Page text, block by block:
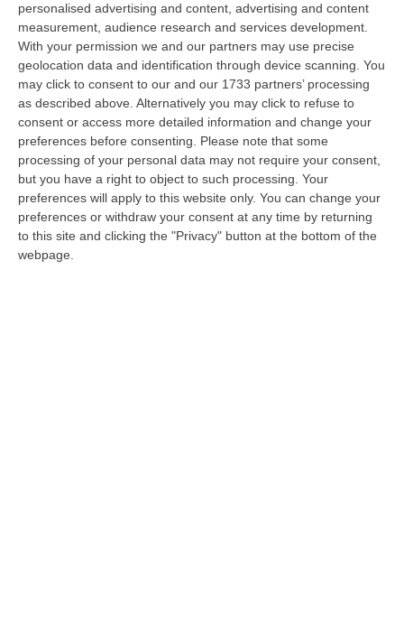
personalised advertising and content, advertising and content
measurement, audience research and services development.
With your permission we and our partners may use precise
geolocation data and identification through device scanning. You
may click to consent to our and our 1733 partners’ processing
as described above. Alternatively you may click to refuse to
consent or access more detailed information and change your
preferences before consenting.
Please note that some
processing of your personal data may not require your consent,
but you have a right to object to such processing. Your
preferences will apply to this website only. You can change your
preferences or withdraw your consent at any time by returning
to this site and clicking the "Privacy" button at the bottom of the
webpage.
Crotone nel “far west” della gestione
rifiuti – FOTO
Cumuli di spazzatura abbandonata
assediano diversi angoli della città. Si tratta
per lo più di rifiuti speciali. Monnezza anche